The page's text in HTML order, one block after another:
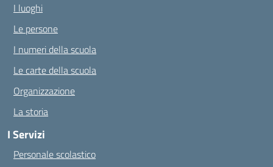
I luoghi
Le persone
I numeri della scuola
Le carte della scuola
Organizzazione
La storia
I Servizi
Personale scolastico